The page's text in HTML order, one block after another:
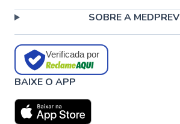
SOBRE A MEDPREV
Verificada por
BAIXE O APP